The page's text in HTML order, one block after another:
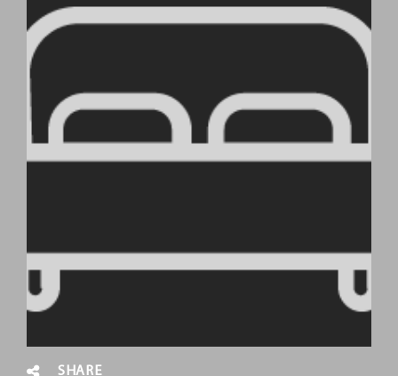
SHARE